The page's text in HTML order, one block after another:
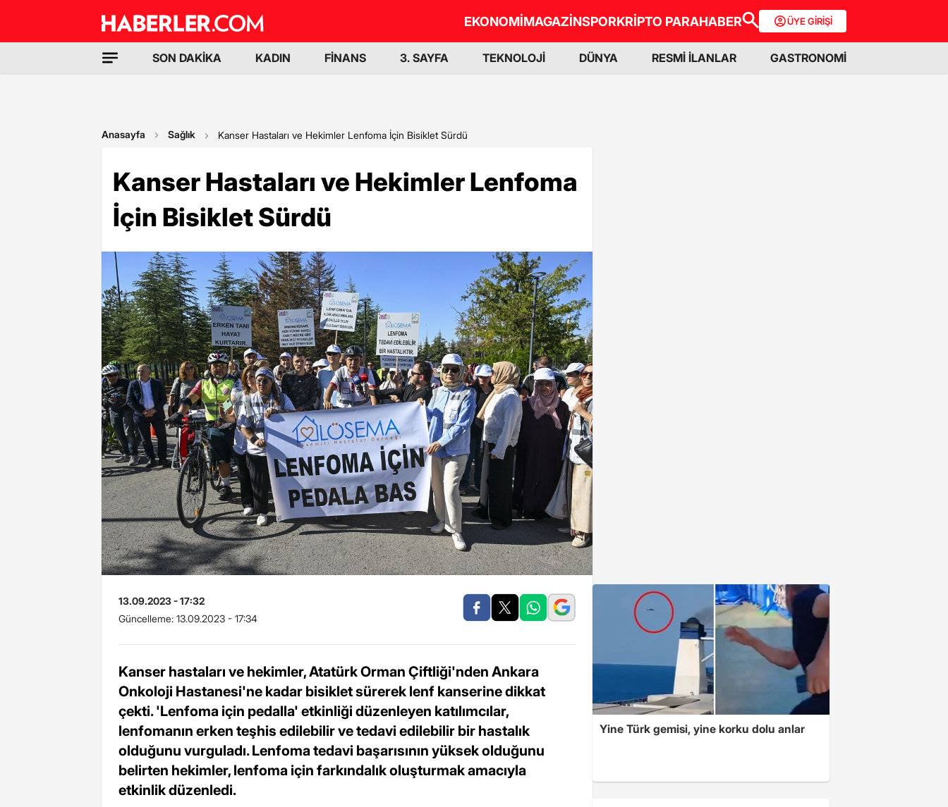
EKONOMİMAGAZİNSPORKRİPTO PARAHABER ÜYE GİRİŞİ
SON DAKİKA KADIN FİNANS 3. SAYFA TEKNOLOJİ DÜNYA RESMİ İLANLAR GASTRONOMİ
Anasayfa Sağlık Kanser Hastaları ve Hekimler Lenfoma İçin Bisiklet Sürdü
Kanser Hastaları ve Hekimler Lenfoma
İçin Bisiklet Sürdü
13.09.2023 - 17:32
Güncelleme: 13.09.2023 - 17:34
Kanser hastaları ve hekimler, Atatürk Orman Çiftliği'nden Ankara
Onkoloji Hastanesi'ne kadar bisiklet sürerek lenf kanserine dikkat
çekti. 'Lenfoma için pedalla' etkinliği düzenleyen katılımcılar,
lenfomanın erken teşhis edilebilir ve tedavi edilebilir bir hastalık
olduğunu vurguladı. Lenfoma tedavi başarısının yüksek olduğunu
belirten hekimler, lenfoma için farkındalık oluşturmak amacıyla
etkinlik düzenledi.
Yine Türk gemisi, yine korku dolu anlar